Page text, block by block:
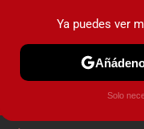
PRUEBAS COCHES
Ya puedes ver
Solo